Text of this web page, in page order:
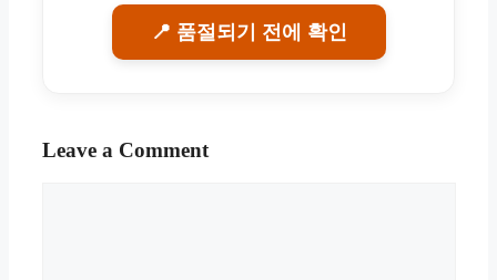
📍 품절되기 전에 확인
Leave a Comment